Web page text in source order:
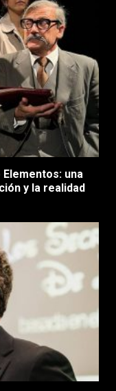
una
y la realidad